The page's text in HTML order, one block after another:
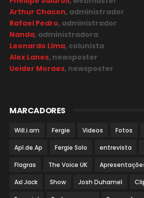
Arthur Chacon, administrador
Rafael Pedro, administrador
Nanda, administradora
Leonardo Lima, colunista
Alex Lanes, newsposter
Ueider Moraes, newsposter
MARCADORES
Will.i.am Fergie Videos Fotos
Apl.de.Ap Fergie Solo entrevista
Flagras The Voice UK
Axl Jack Show Josh Duhamel